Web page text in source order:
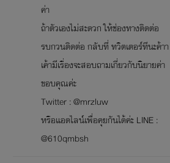
ค่า
ถ้าตัวเองไม่สะดวก ให้ช่องทางติดต่อ
รบกวนติดต่อ กลับที่ ทวิตเตอร์ทีนะค้าา
เค้ามีเรื่องจะสอบถามเกี่ยวกับนิยายค่า
ขอบคุณค่ะ
Twitter : @mrzluw
หรือแอดไลน์เพื่อคุยกันได้ค่ะ LINE :
@610qmbsh